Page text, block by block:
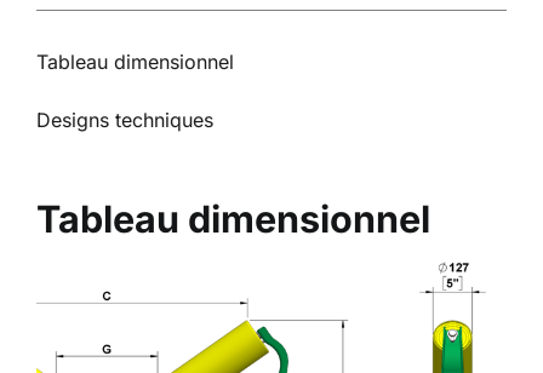
Tableau dimensionnel
Designs techniques
Tableau dimensionnel